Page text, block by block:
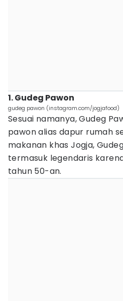
1. Gudeg Pawon
gudeg pawon (instagram.com/jogjafood)
Sesuai namanya, Gudeg
pawon alias dapur rumah
makanan khas Jogja,
termasuk legendaris
tahun 50-an.